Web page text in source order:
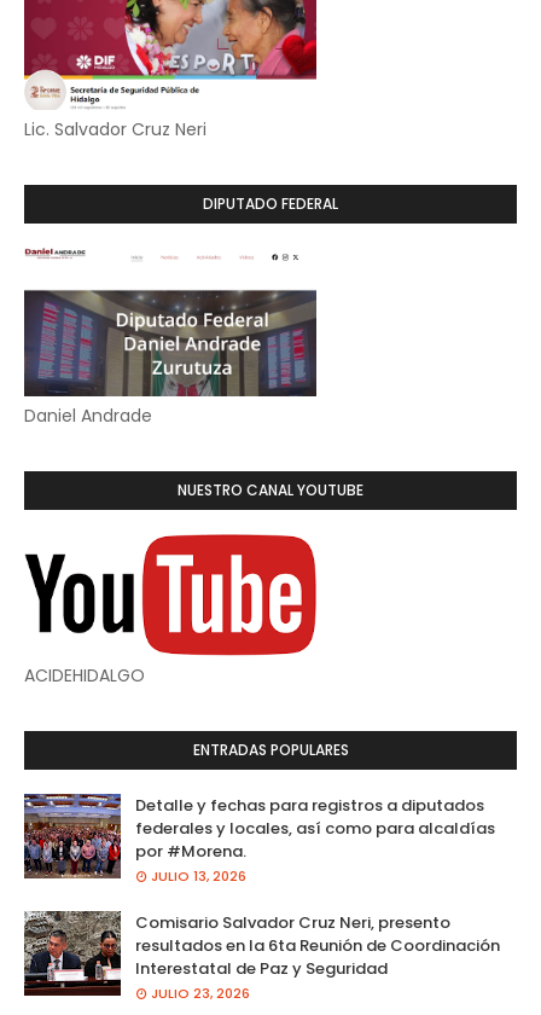
Lic. Salvador Cruz Neri
DIPUTADO FEDERAL
Daniel Andrade
NUESTRO CANAL YOUTUBE
ACIDEHIDALGO
ENTRADAS POPULARES
Detalle y fechas para registros a diputados
federales y locales, así como para alcaldías
por #Morena.
JULIO 13, 2026
Comisario Salvador Cruz Neri, presento
resultados en la 6ta Reunión de Coordinación
Interestatal de Paz y Seguridad
JULIO 23, 2026